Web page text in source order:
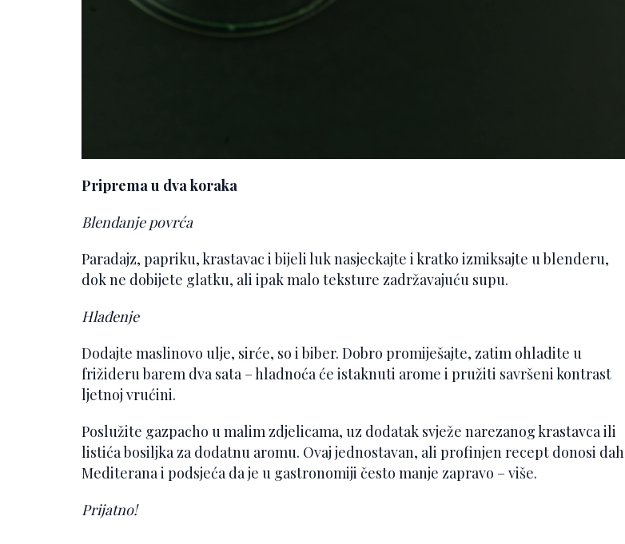
Priprema u dva koraka
Blendanje povrća
Paradajz, papriku, krastavac i bijeli luk nasjeckajte i kratko izmiksajte u blenderu,
dok ne dobijete glatku, ali ipak malo teksture zadržavajuću supu.
Hlađenje
Dodajte maslinovo ulje, sirće, so i biber. Dobro promiješajte, zatim ohladite u
frižideru barem dva sata – hladnoća će istaknuti arome i pružiti savršeni kontrast
ljetnoj vrućini.
Poslužite gazpacho u malim zdjelicama, uz dodatak svježe narezanog krastavca ili
listića bosiljka za dodatnu aromu. Ovaj jednostavan, ali profinjen recept donosi dah
Mediterana i podsjeća da je u gastronomiji često manje zapravo – više.
Prijatno!